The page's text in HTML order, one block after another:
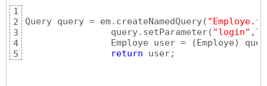
1
2
3
4
5
Query query = em.createNamedQuery(
	        query.setParameter
( "login"
	        Employe user =
( Employe)
return user;